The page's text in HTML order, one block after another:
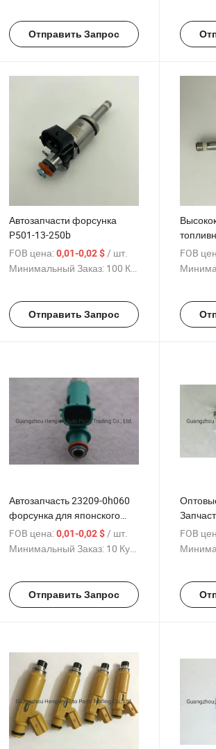
Отправить Запрос
Автозапчасти форсунка
P501-13-250b
FOB цена:0,01-0,02 $ / шт.
Минимальный Заказ: 100 Куски
Отправить Запрос
13-250c
FOB
Автозапчасть 23209-0h060
форсунка для японского
автомобиля
FOB цена:0,01-0,02 $/ шт.
Минимальный Заказ: 10 Куски
Отправить Запрос
FOB